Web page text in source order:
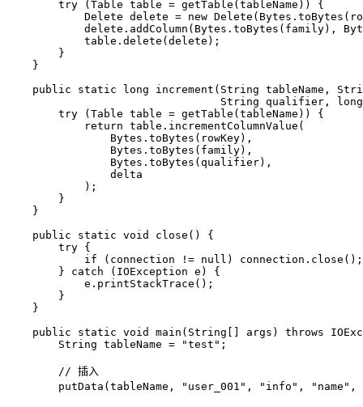
try ( Table table = getTable(tableName)) {
Delete delete = new Delete
delete.addColumn(Bytes.toBytes(family),
            table.delete(delete);
        }
    }
public
static long increment (String tableName,
                                 String qualifier,
long
try ( Table table = getTable(tableName)) {
return table.incrementColumnValue(
                Bytes.toBytes(rowKey),
                Bytes.toBytes(family),
                Bytes.toBytes(qualifier),
                delta
            );
        }
    }
public
static void close ()
{
try {
if (connection != null ) connection.close();
        }
catch (IOException e) {
            e.printStackTrace();
        }
    }
public
static void main (String[] args) throws
String tableName = "test" ;
// 插入
        putData(tableName,
"user_001" , "info" , "name" ,